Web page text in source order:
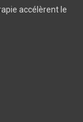
accélèrent le